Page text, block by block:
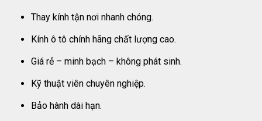
Thay kính tận nơi nhanh chóng.
Kính ô tô chính hãng chất lượng cao.
Giá rẻ – minh bạch – không phát sinh.
Kỹ thuật viên chuyên nghiệp.
Bảo hành dài hạn.